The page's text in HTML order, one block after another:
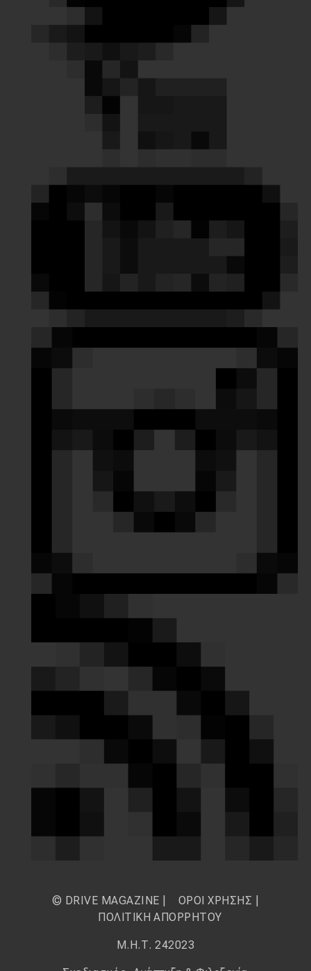
© DRIVE MAGAZINE | ΟΡΟΙ ΧΡΗΣΗΣ
ΠΟΛΙΤΙΚΗ ΑΠΟΡΡΗΤΟΥ
Μ.Η.Τ. 242023